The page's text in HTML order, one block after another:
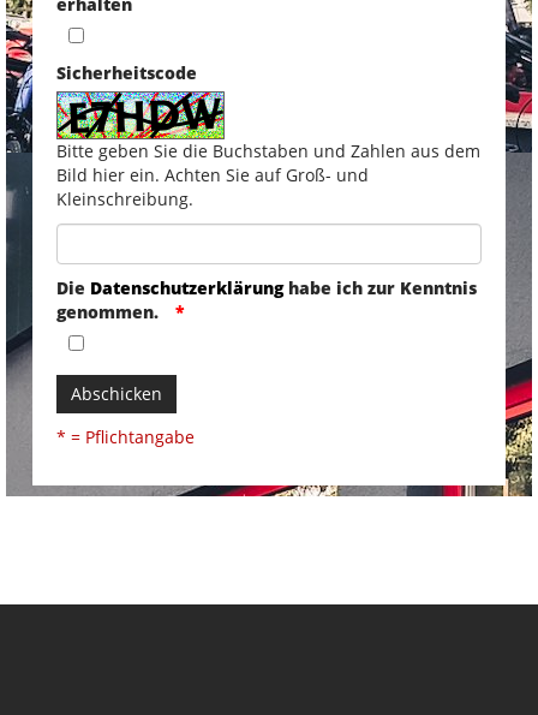
Sicherheitscode
Bitte geben Sie die Buchstaben und Zahlen aus dem
Bild hier ein. Achten Sie auf Groß- und
Kleinschreibung.
Die Datenschutzerklärunghabe ich zur Kenntnis
genommen.
Abschicken
* = Pflichtangabe